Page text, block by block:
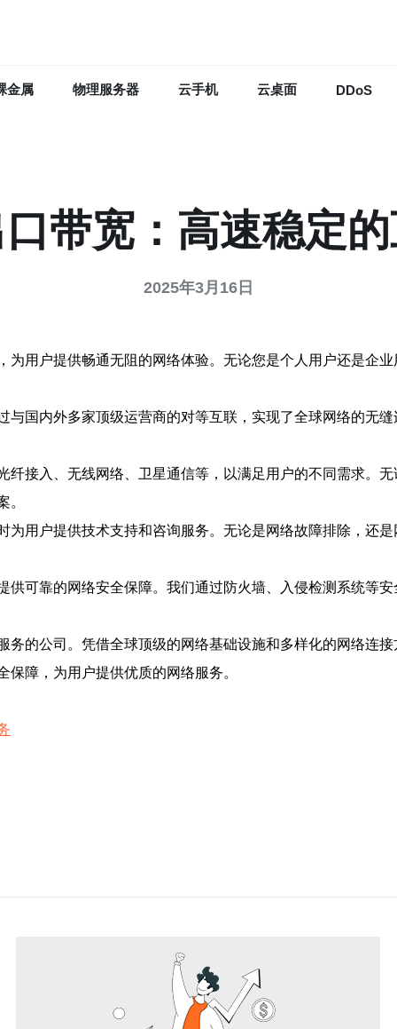
金属 物理服务器 云手机 云桌面 DDoS
带宽：高速稳定
2025年3月16日
用户提供畅通无阻的网络体验。无论您是个人用户还是企
国内外多家顶级运营商的对等互联，实现了全球网络的无
接入、无线网络、卫星通信等，以满足用户的不同需求。
。
用户提供技术支持和咨询服务。无论是网络故障排除，还
可靠的网络安全保障。我们通过防火墙、入侵检测系统等
的公司。凭借全球顶级的网络基础设施和多样化的网络连
障，为用户提供优质的网络服务。